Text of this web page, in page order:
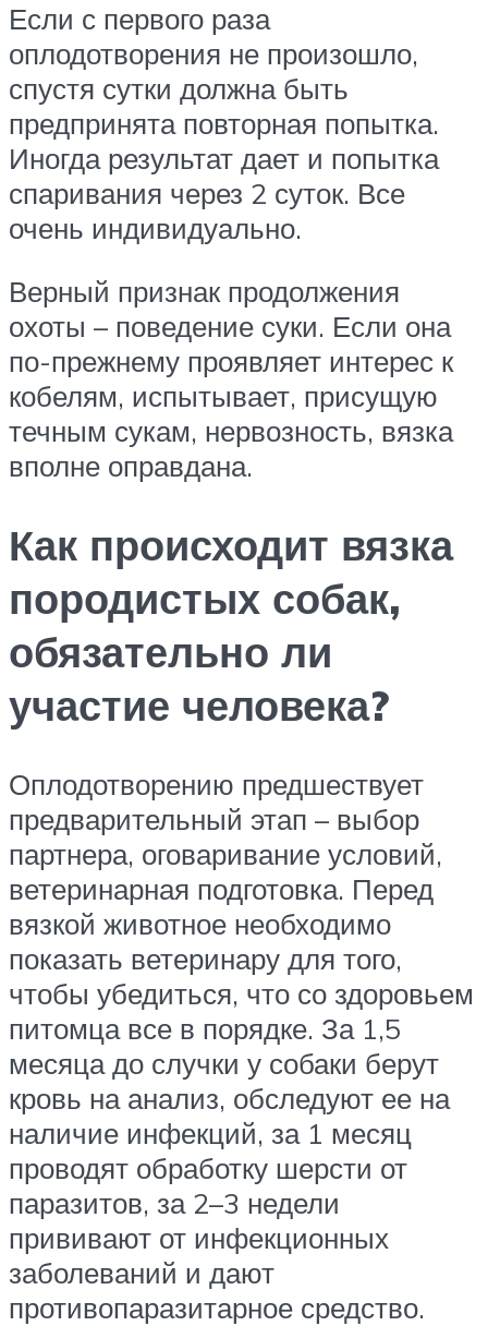
Если с первого раза
оплодотворения не произошло,
спустя сутки должна быть
предпринята повторная попытка.
Иногда результат дает и попытка
спаривания через 2 суток. Все
очень индивидуально.
Верный признак продолжения
охоты – поведение суки. Если она
по-прежнему проявляет интерес к
кобелям, испытывает, присущую
течным сукам, нервозность, вязка
вполне оправдана.
Как происходит вязка
породистых собак,
обязательно ли
участие человека?
Оплодотворению предшествует
предварительный этап – выбор
партнера, оговаривание условий,
ветеринарная подготовка. Перед
вязкой животное необходимо
показать ветеринару для того,
чтобы убедиться, что со здоровьем
питомца все в порядке. За 1,5
месяца до случки у собаки берут
кровь на анализ, обследуют ее на
наличие инфекций, за 1 месяц
проводят обработку шерсти от
паразитов, за 2–3 недели
прививают от инфекционных
заболеваний и дают
противопаразитарное средство.